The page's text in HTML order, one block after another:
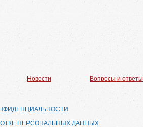
Новости Вопросы и ответы
ПЕРСОНАЛЬНЫХ ДАННЫХ